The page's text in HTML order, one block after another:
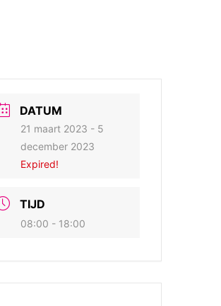
DATUM
21 maart 2023 - 5
december 2023
Expired!
TIJD
08:00 - 18:00